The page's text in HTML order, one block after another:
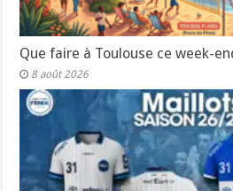
Que faire à Toulouse ce week-
8 août 2026